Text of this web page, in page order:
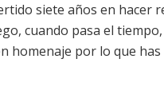
siete años en hacer
cuando pasa el
homenaje por lo que has